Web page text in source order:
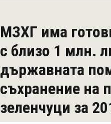
плодовете
и
зеленчуците
остават
през
последните
четири
МЗХГ има
с близо 1 млн.
държавната
съхранение на
зеленчуци за